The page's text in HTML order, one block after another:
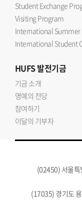
Student Exchange
Visiting Program
International Summer
International Student
HUFS발전기금
기금 소개
명예의 전당
참여하기
이달의 기부자
(02450) 서울
(17035) 경기도